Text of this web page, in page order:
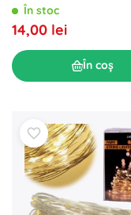
LED-uri
În stoc
14,00 lei
În coș